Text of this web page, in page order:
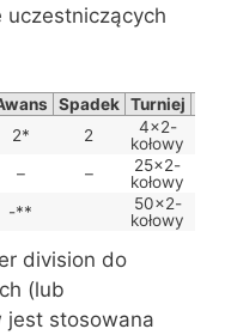
uczestniczących
Spadek Turniej
2* 2
4×2-
kołowy
– –
25×2-
kołowy
-**
50×2-
kołowy
division do
(lub
jest stosowana